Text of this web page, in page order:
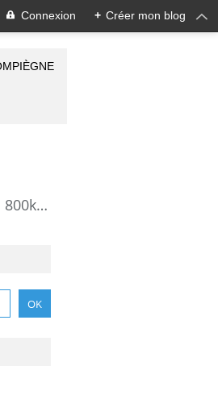
Connexion + Créer mon blog
la Forêt de Compiègne vue autrement: description de mes randonnées en forêt de Compiègne. Environ 800km de randos et 25000 photos pour montrer cette forêt magnifique et ses particularités: les lieux atypiques comme la Grotte des Ramoneurs, la Pierre Torniche... Mais aussi les 313 carrefours nommés, plus de 100 routes forestières, les étangs, les Rus, des villages et hameaux ...